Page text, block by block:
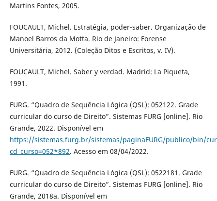
Martins Fontes, 2005.
FOUCAULT, Michel. Estratégia, poder-saber. Organização de
Manoel Barros da Motta. Rio de Janeiro: Forense
Universitária, 2012. (Coleção Ditos e Escritos, v. IV).
FOUCAULT, Michel. Saber y verdad. Madrid: La Piqueta,
1991.
FURG. “Quadro de Sequência Lógica (QSL): 052122. Grade
curricular do curso de Direito”. Sistemas FURG [online]. Rio
Grande, 2022. Disponível em
https://sistemas.furg.br/sistemas/paginaFURG/publico/bin/
cd_curso=052*892. Acesso em 08/04/2022.
FURG. “Quadro de Sequência Lógica (QSL): 0522181. Grade
curricular do curso de Direito”. Sistemas FURG [online]. Rio
Grande, 2018a. Disponível em